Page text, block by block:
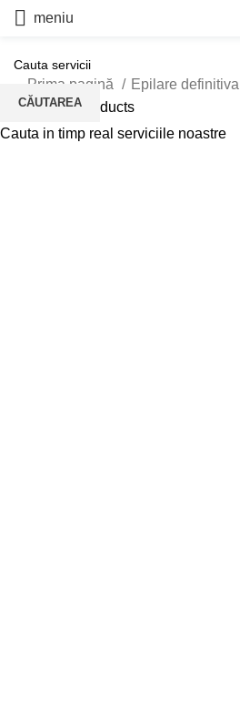
meniu
Prima pagină Epilare definitiva
Back to products
CĂUTAREA
Cauta in timp real serviciile noastre